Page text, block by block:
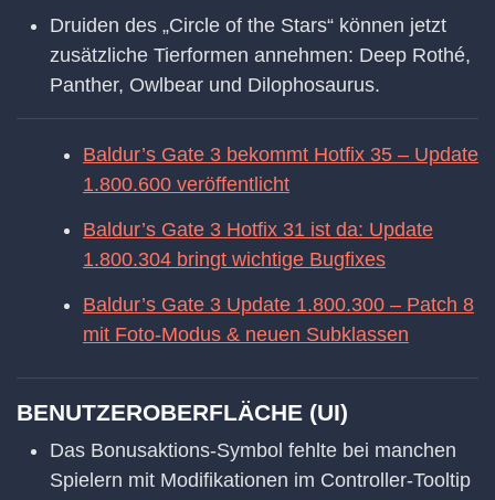
Druiden des „Circle of the Stars“ können jetzt
zusätzliche Tierformen annehmen: Deep Rothé,
Panther, Owlbear und Dilophosaurus.
Baldur’s Gate 3 bekommt Hotfix 35 – Update
1.800.600 veröffentlicht
Baldur’s Gate 3 Hotfix 31 ist da: Update
1.800.304 bringt wichtige Bugfixes
Baldur’s Gate 3 Update 1.800.300 – Patch 8
mit Foto-Modus & neuen Subklassen
BENUTZEROBERFLÄCHE (UI)
Das Bonusaktions-Symbol fehlte bei manchen
Spielern mit Modifikationen im Controller-Tooltip